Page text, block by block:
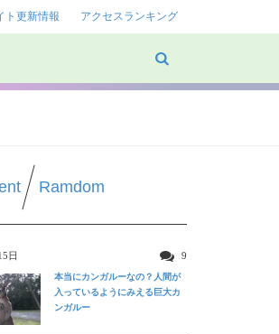
ト更新情報 アクセスランキング
Ramdom
日 9
本当にカンガルーなの？人間が
入っているようにみえる巨大カ
ンガルー